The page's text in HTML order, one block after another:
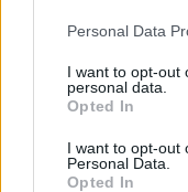
Please note that this
not limited to your
grant or deny
use your data for
consent section.
Personal Data
I want to opt-out
personal data.
Opted In
I want to opt-out
Personal Data.
Opted In
σου;